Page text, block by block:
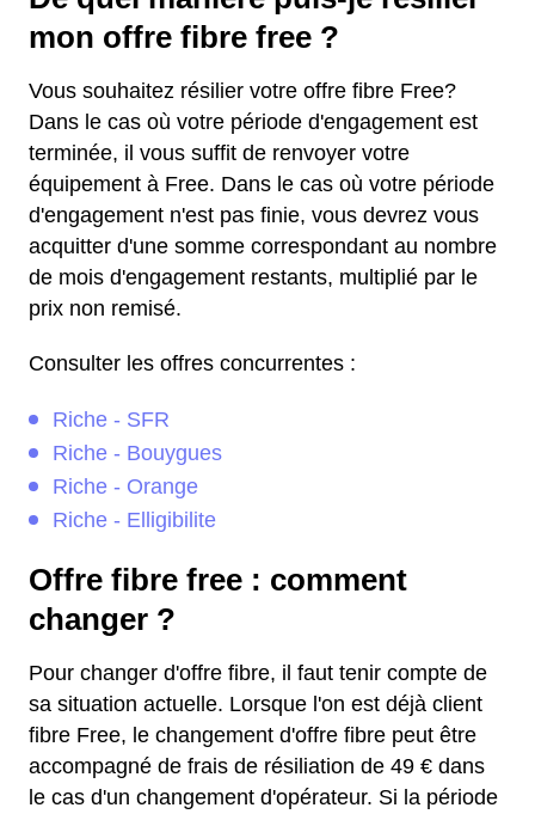
mon offre fibre free ?
Vous souhaitez résilier votre offre fibre Free?
Dans le cas où votre période d'engagement est
terminée, il vous suffit de renvoyer votre
équipement à Free. Dans le cas où votre période
d'engagement n'est pas finie, vous devrez vous
acquitter d'une somme correspondant au nombre
de mois d'engagement restants, multiplié par le
prix non remisé.
Consulter les offres concurrentes :
Riche - SFR
Riche - Bouygues
Riche - Orange
Riche - Elligibilite
Offre fibre free : comment
changer ?
Pour changer d'offre fibre, il faut tenir compte de
sa situation actuelle. Lorsque l'on est déjà client
fibre Free, le changement d'offre fibre peut être
accompagné de frais de résiliation de 49 € dans
le cas d'un changement d'opérateur. Si la période